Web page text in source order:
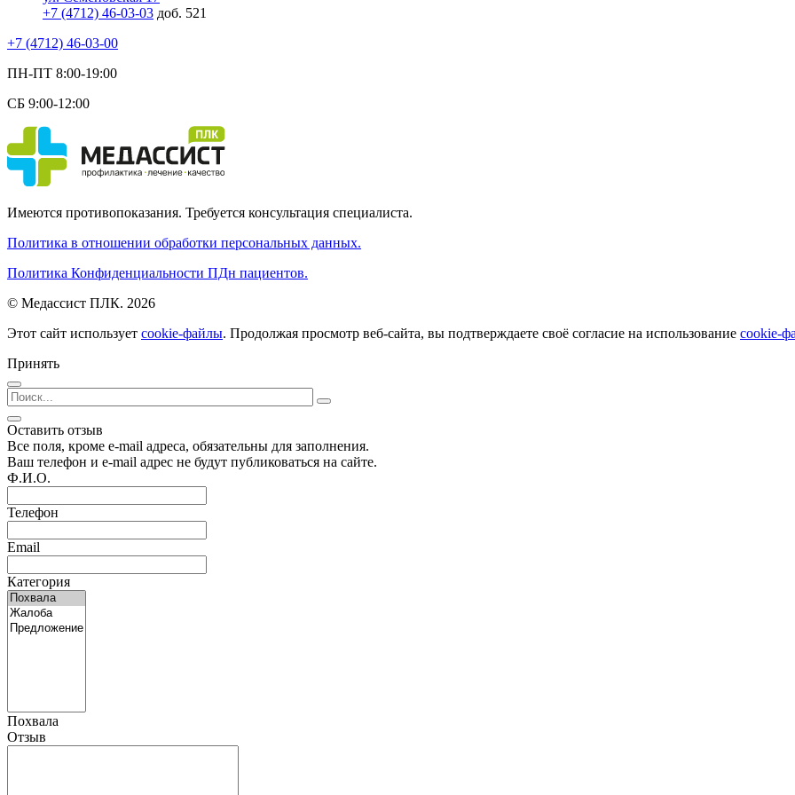
+7 (4712) 46-03-03 доб. 521
+7 (4712) 46-03-00
ПН-ПТ 8:00-19:00
СБ 9:00-12:00
Имеются противопоказания. Требуется консультация специалиста.
Политика в отношении обработки персональных данных.
Политика Конфиденциальности ПДн пациентов.
© Медассист ПЛК. 2026
Этот сайт использует cookie-файлы. Продолжая просмотр веб-сайта, вы подтверждаете своё согласие на использование cookie-
Принять
Оставить отзыв
Все поля, кроме e-mail адреса, обязательны для заполнения.
Ваш телефон и e-mail адрес не будут публиковаться на сайте.
Ф.И.О.
Телефон
Email
Категория
Похвала
Отзыв